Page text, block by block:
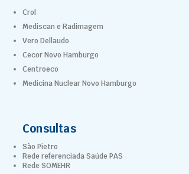
Crol
Mediscan e Radimagem
Vero Dellaudo
Cecor Novo Hamburgo
Centroeco
Medicina Nuclear Novo Hamburgo
Consultas
São Pietro
Rede referenciada Saúde PAS
Rede SOMEHR